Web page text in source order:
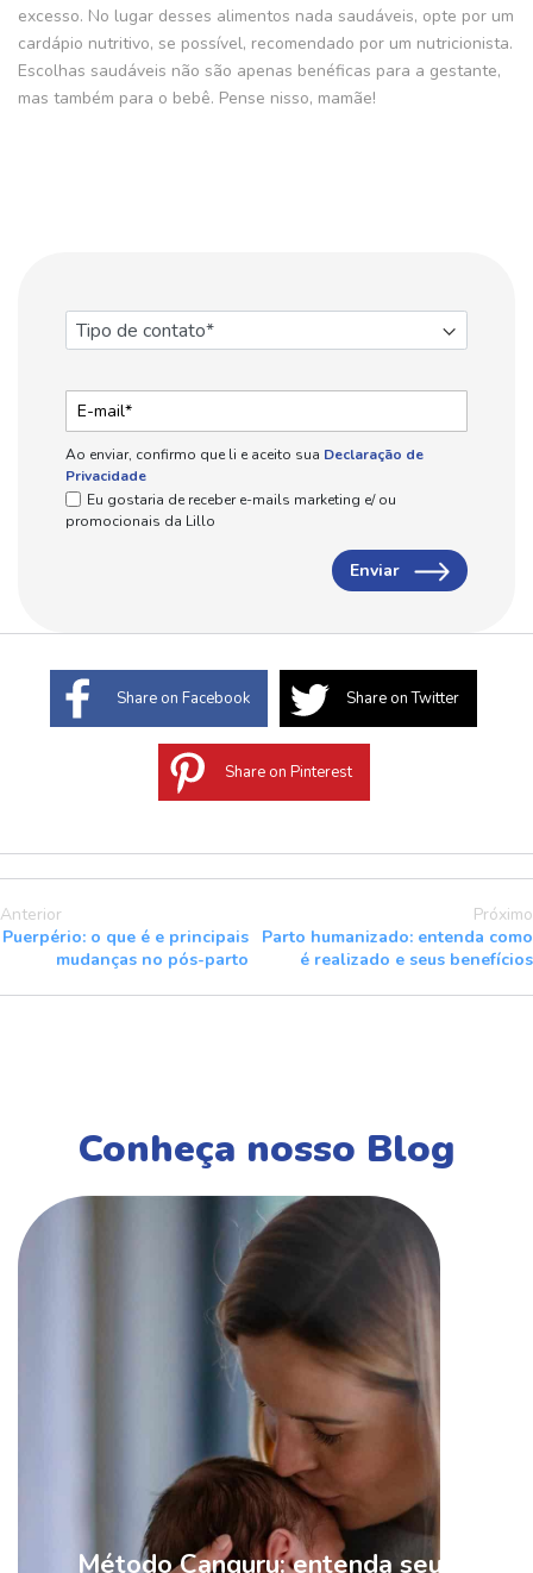
excesso. No lugar desses alimentos nada saudáveis, opte por um
cardápio nutritivo, se possível, recomendado por um nutricionista.
Escolhas saudáveis não são apenas benéficas para a gestante,
mas também para o bebê. Pense nisso, mamãe!
Ao enviar, confirmo que li e aceito sua Declaração de
Privacidade
Eu gostaria de receber e-mails marketing e/ ou
promocionais da Lillo
Enviar
Share on Facebook Share on Twitter
Share on Pinterest
Anterior
Puerpério: o que é e principais
mudanças no pós-parto
Próximo
Parto humanizado: entenda como
é realizado e seus benefícios
Conheça nosso Blog
Método Canguru: entenda seus